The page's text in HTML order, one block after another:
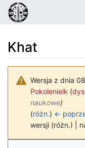
Khat
Wersja z dnia
Pokolenielk (
naukowe)
(różn.) ←
wersji (różn.) |